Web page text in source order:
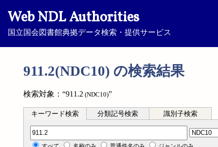
Web NDL Authorities
国立国会図書館典拠データ検索・提供サービス
911.2(NDC10) の検索結果
検索対象：“911.2 (NDC10)”
キーワード検索 分類記号検索 識別子検索
分類記号検索